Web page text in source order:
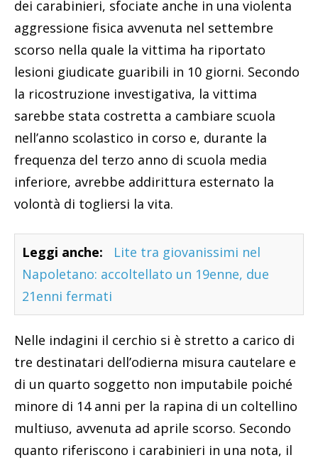
dei carabinieri, sfociate anche in una violenta
aggressione fisica avvenuta nel settembre
scorso nella quale la vittima ha riportato
lesioni giudicate guaribili in 10 giorni. Secondo
la ricostruzione investigativa, la vittima
sarebbe stata costretta a cambiare scuola
nell’anno scolastico in corso e, durante la
frequenza del terzo anno di scuola media
inferiore, avrebbe addirittura esternato la
volontà di togliersi la vita.
Leggi anche:
Lite tra giovanissimi nel
Napoletano: accoltellato un 19enne, due
21enni fermati
Nelle indagini il cerchio si è stretto a carico di
tre destinatari dell’odierna misura cautelare e
di un quarto soggetto non imputabile poiché
minore di 14 anni per la rapina di un coltellino
multiuso, avvenuta ad aprile scorso. Secondo
quanto riferiscono i carabinieri in una nota, il